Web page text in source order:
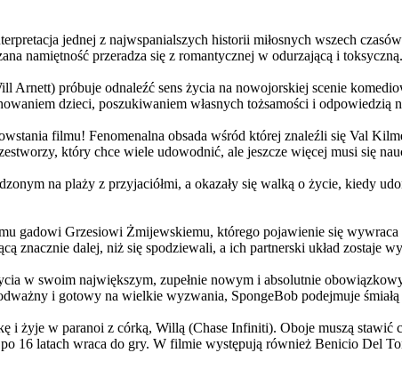
jednej z najwspanialszych historii miłosnych wszech
namiętność przeradza się z romantycznej w odurzającą i toksyczną.
Arnett) próbuje odnaleźć sens życia na nowojorskiej scenie
dzieci, poszukiwaniem własnych tożsamości i odpowiedzią
filmu! Fenomenalna obsada wśród której znaleźli się Val
który chce wiele udowodnić, ale jeszcze więcej musi się
na plaży z przyjaciółmi, a okazały się walką o życie, kiedy
gadowi Grzesiowi Żmijewskiemu, którego pojawienie się
znacznie dalej, niż się spodziewali, a ich partnerski układ zostaje
w swoim największym, zupełnie nowym i absolutnie
i gotowy na wielkie wyzwania, SpongeBob podejmuje śmiałą
żyje w paranoi z córką, Willą (Chase Infiniti). Oboje muszą stawić
16 latach wraca do gry. W filmie występują również Benicio Del